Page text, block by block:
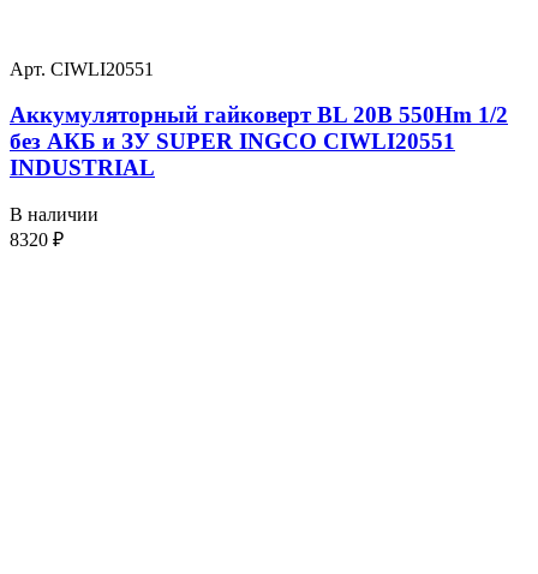
Арт. CIWLI20551
Аккумуляторный гайковерт BL 20В 550Hm 1/2
без АКБ и ЗУ SUPER INGCO CIWLI20551
INDUSTRIAL
В наличии
8320 ₽